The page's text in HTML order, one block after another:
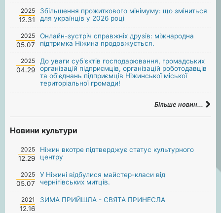
2025
12.31
Збільшення прожиткового мінімуму: що зміниться
для українців у 2026 році
2025
05.07
Онлайн-зустріч справжніх друзів: міжнародна
підтримка Ніжина продовжується.
2025
04.29
До уваги суб'єктів господарювання, громадських
організацій підприємців, організацій роботодавців
та об'єднань підприємців Ніжинської міської
територіальної громади!
Більше новин...
Новини культури
2025
12.29
Ніжин вкотре підтверджує статус культурного
центру
2025
05.07
У Ніжині відбулися майстер-класи від
чернігівських митців.
2021
12.16
ЗИМА ПРИЙШЛА - СВЯТА ПРИНЕСЛА